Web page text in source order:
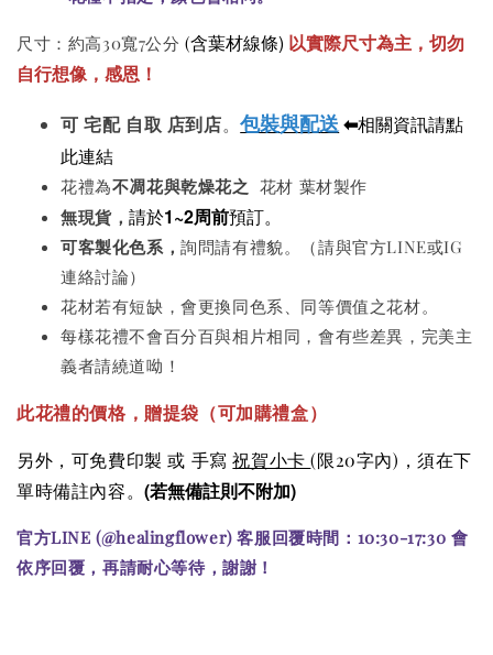
尺寸：約高30寬7公分 (含葉材線條) 以實際尺寸為主，切勿
自行想像，感恩！
可宅配 自取 店到店。包裝與配送⬅相關資訊請點
此連結
花禮為不凋花與乾燥花之 花材 葉材製作
無現貨，請於1~2周前預訂。
可客製化色系 ，詢問請有禮貌。（請與官方LINE或IG
連絡討論）
花材若有短缺，會更換同色系、同等價值之花材。
每樣花禮不會百分百與相片相同，會有些差異，完美主
義者請繞道呦！
此花禮的價格 ，贈提袋（可加購禮盒）
另外，可免費印製 或 手寫祝賀小卡(限20字內) ，須在下
單時備註內容。(若無備註則不附加)
官方LINE (@healingflower) 客服回覆時間：10:30-17:30 會
依序回覆，再請耐心等待，謝謝！